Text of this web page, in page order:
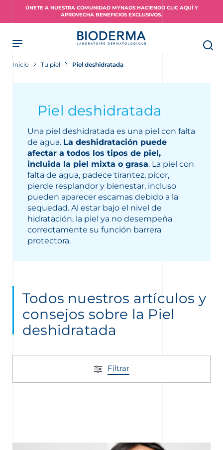
ÚNETE A NUESTRA COMUNIDAD MYNAOS HACIENDO CLIC AQUÍ Y
APROVECHA BENEFICIOS EXCLUSIVOS.
Inicio Tu piel Piel deshidratada
Piel deshidratada
Una piel deshidratada es una piel con falta
de agua. La deshidratación puede
afectar a todos los tipos de piel,
incluida la piel mixta o grasa. La piel con
falta de agua, padece tirantez, picor,
pierde resplandor y bienestar, incluso
pueden aparecer escamas debido a la
sequedad. Al estar bajo el nivel de
hidratación, la piel ya no desempeña
correctamente su función barrera
protectora.
Todos nuestros artículos y
consejos sobre la Piel
deshidratada
Filtrar